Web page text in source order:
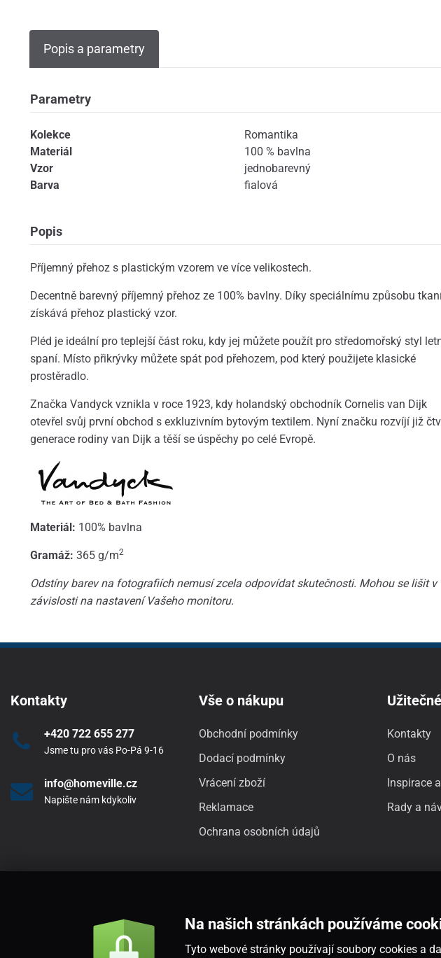
Popis a parametry
Parametry
Kolekce
Romantika
Materiál
100 % bavlna
Vzor
jednobarevný
Barva
fialová
Popis
Příjemný přehoz s plastickým vzorem ve více velikostech.
Decentně barevný příjemný přehoz ze 100% bavlny. Díky speciálnímu způsobu
získává přehoz plastický vzor.
Pléd je ideální pro teplejší část roku, kdy jej můžete použít pro středomořský styl
spaní. Místo přikrývky můžete spát pod přehozem, pod který použijete klasické
prostěradlo.
Značka Vandyck vznikla v roce 1923, kdy holandský obchodník Cornelis van Dijk
otevřel svůj první obchod s exkluzivním bytovým textilem. Nyní značku rozvíjí již
generace rodiny van Dijk a těší se úspěchy po celé Evropě.
Materiál: 100% bavlna
Gramáž: 365 g/m2
Odstíny barev na fotografiích nemusí zcela odpovídat skutečnosti. Mohou se lišit v
závislosti na nastavení Vašeho monitoru.
Kontakty
+420 722 655 277
Jsme tu pro vás Po-Pá 9-16
info@homeville.cz
Napište nám kdykoliv
Vše o nákupu
Obchodní podmínky
Dodací podmínky
Vrácení zboží
Reklamace
Ochrana osobních údajů
Kontakty
O nás
Inspirace
Rady a
Na našich stránkách používáme
Tyto webové stránky používají soubory cookies a